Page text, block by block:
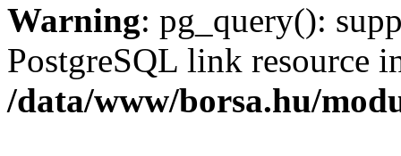
Warning: pg_query():
PostgreSQL link resource
/data/www/borsa.hu/